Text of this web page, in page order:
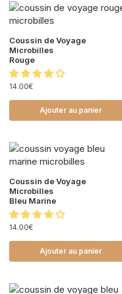
Coussin de Voyage
Microbilles
Rouge
14.00€
Ajouter au panier
Coussin de Voyage
Microbilles
Bleu Marine
14.00€
Ajouter au panier